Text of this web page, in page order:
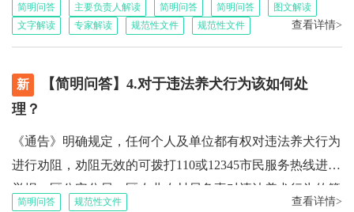
的法律义务属性和基本内容，《中共中央办公厅 国务院办
公厅关于健全和完善村务公开和民主管理制度的意见》（中
内容、形式、时限、程序等要素。厂务公开主要是针对企业
而言，是指把企业重大决策，生产经营管理的重要问题，涉
及职工切身利益的问题以及与企业领导班子建设和党风廉政
建设密切相关的问题，根据有关法规和制度，通过职工代表
大会、厂务公开栏等多种形式，向企业广大职工公开，使职
美元，2023年台资企业产值近100亿元（数据来源：互联网
公开数据）。二是2025年民生实事。2025年1月，区政府主
告，同时筛选年度民生实事候选项目，提交会议审议。民生
实事确定后，区人大对实事推进情况跟进监督，区政府及实
况。三是行政执法权力事项“镇街赋权”。“镇街赋权”是省、
市在推进行政权力下放和探索基层治理新模式方面的创新试
点工作，根据镇（街道）实际情况，探索可行方式，推进部
请办理年度登记。济南市公安局济阳区分局负责全区养犬登
承诺书，填写犬主、犬只相关信息，选择登记点（蓝精灵或
鲁康宠物医院），提交养犬申请；3、公安部门审核；4、待
审核通过后，犬主携带犬只到选择的养犬登记点植入芯片、
申领犬牌。咨询电话为0531-85088350
简明问答 主要负责人解读 简明问答 简明问答
图文解读
文字解读
专家解读 规范性文件 规范性文件 查看详情>
新
【简明问答】4.对于违法养犬行为该如何处
理？
《通告》明确规定，任何个人及单位都有权对违法养犬行为
进行劝阻，劝阻无效的可拨打110或12345市民服务热线进行
举报。区公安分局、区农业农村局负责对违法养犬行为的管
简明问答 规范性文件 查看详情>